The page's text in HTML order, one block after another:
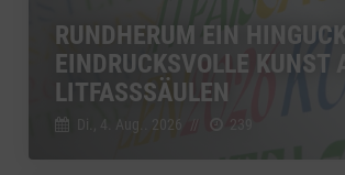
RUNDHERUM EIN
EINDRUCKSVOLLE KUNST
LITFASSSÄULEN
Di., 4. Aug.. 2026 239